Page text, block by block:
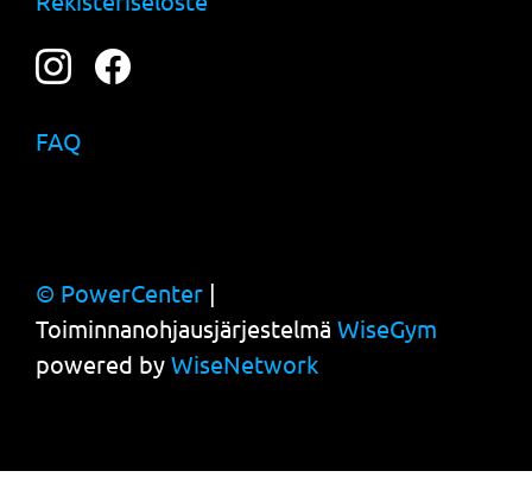
FAQ
© PowerCenter |
Toiminnanohjausjärjestelmä WiseGym
powered by WiseNetwork